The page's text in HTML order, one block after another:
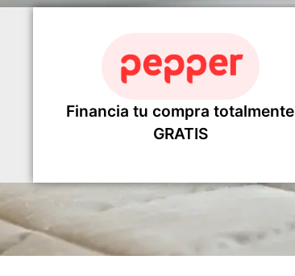
Financia tu compra totalmente
GRATIS